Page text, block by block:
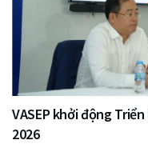
VASEP khởi động
2026